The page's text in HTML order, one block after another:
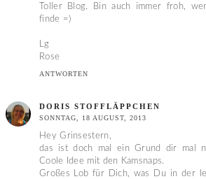
Toller Blog. Bin auch immer froh,
finde =)
Lg
Rose
ANTWORTEN
DORIS STOFFLÄPPCHEN
SONNTAG, 18 AUGUST, 2013
Hey Grinsestern,
das ist doch mal ein Grund dir mal
Coole Idee mit den Kamsnaps.
Großes Lob für Dich, was Du in der